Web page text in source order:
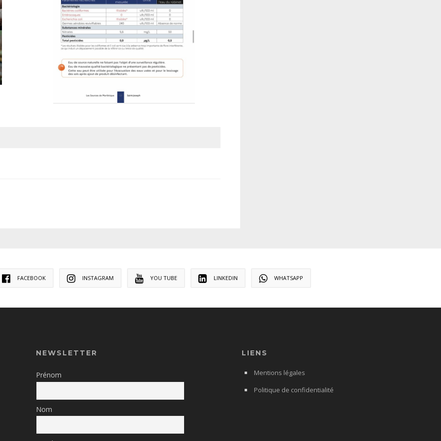
FACEBOOK INSTAGRAM YOU TUBE LINKEDIN WHATSAPP
NEWSLETTER
Prénom
Nom
LIENS
Mentions légales
Politique de confidentialité